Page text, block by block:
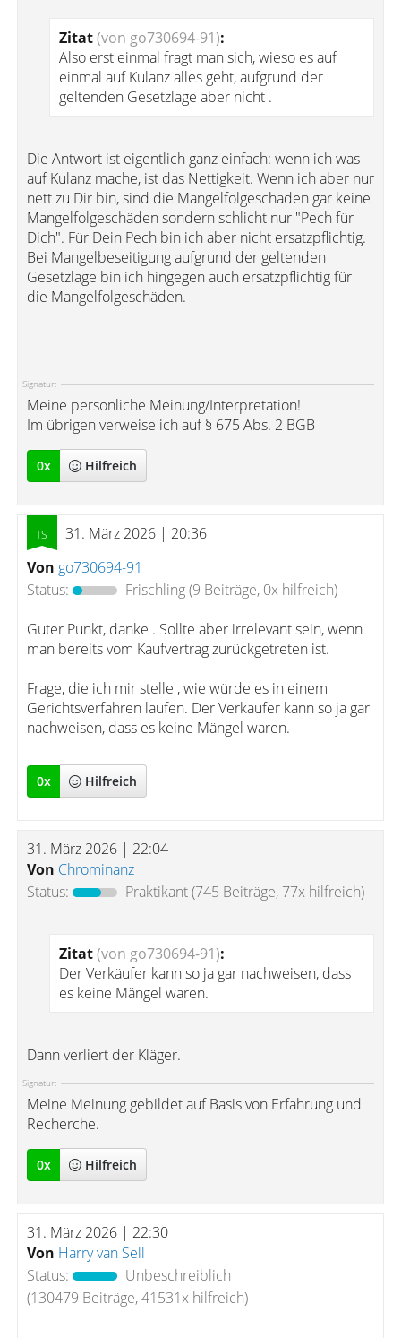
Zitat(von go730694-91):
Also erst einmal fragt man sich, wieso es auf
einmal auf Kulanz alles geht, aufgrund der
geltenden Gesetzlage aber nicht .
Die Antwort ist eigentlich ganz einfach: wenn ich was
auf Kulanz mache, ist das Nettigkeit. Wenn ich aber nur
nett zu Dir bin, sind die Mangelfolgeschäden gar keine
Mangelfolgeschäden sondern schlicht nur "Pech für
Dich". Für Dein Pech bin ich aber nicht ersatzpflichtig.
Bei Mangelbeseitigung aufgrund der geltenden
Gesetzlage bin ich hingegen auch ersatzpflichtig für
die Mangelfolgeschäden.
Signatur:
Meine persönliche Meinung/Interpretation!
Im übrigen verweise ich auf § 675 Abs. 2 BGB
0x Hilfreich
31. März 2026 | 20:36
Von go730694-91
Status:
Frischling(9 Beiträge, 0x hilfreich)
Guter Punkt, danke . Sollte aber irrelevant sein, wenn
man bereits vom Kaufvertrag zurückgetreten ist.
Frage, die ich mir stelle , wie würde es in einem
Gerichtsverfahren laufen. Der Verkäufer kann so ja gar
nachweisen, dass es keine Mängel waren.
0x Hilfreich
31. März 2026 | 22:04
Von Chrominanz
Status:
Praktikant(745 Beiträge, 77x hilfreich)
Zitat(von go730694-91):
Der Verkäufer kann so ja gar nachweisen, dass
es keine Mängel waren.
Dann verliert der Kläger.
Signatur:
Meine Meinung gebildet auf Basis von Erfahrung und
Recherche.
0x Hilfreich
31. März 2026 | 22:30
Von Harry van Sell
Status:
Unbeschreiblich
(130479 Beiträge, 41531x hilfreich)